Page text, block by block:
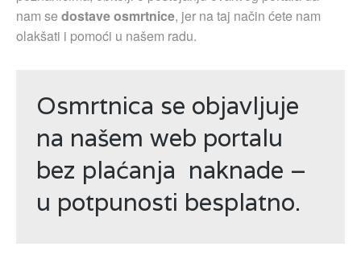
nam sedostave osmrtnice, jer na taj način ćete nam
olakšati i pomoći u našem radu.
Osmrtnica se objavljuje
na našem web portalu
bez plaćanja naknade –
u potpunosti besplatno.